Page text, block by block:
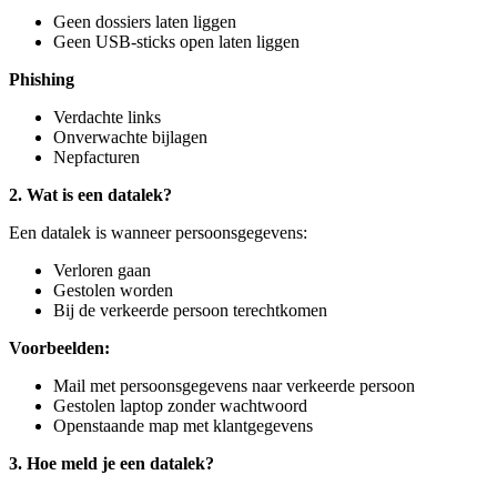
Geen dossiers laten liggen
Geen USB‑sticks open laten liggen
Phishing
Verdachte links
Onverwachte bijlagen
Nepfacturen
2. Wat is een datalek?
Een datalek is wanneer persoonsgegevens:
Verloren gaan
Gestolen worden
Bij de verkeerde persoon terechtkomen
Voorbeelden:
Mail met persoonsgegevens naar verkeerde persoon
Gestolen laptop zonder wachtwoord
Openstaande map met klantgegevens
3. Hoe meld je een datalek?